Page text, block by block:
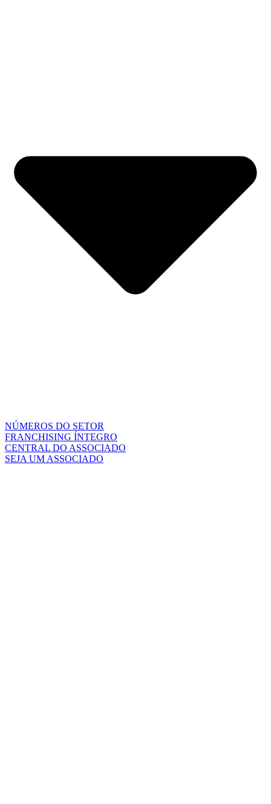
NÚMEROS DO SETOR
FRANCHISING ÍNTEGRO
CENTRAL DO ASSOCIADO
SEJA UM ASSOCIADO